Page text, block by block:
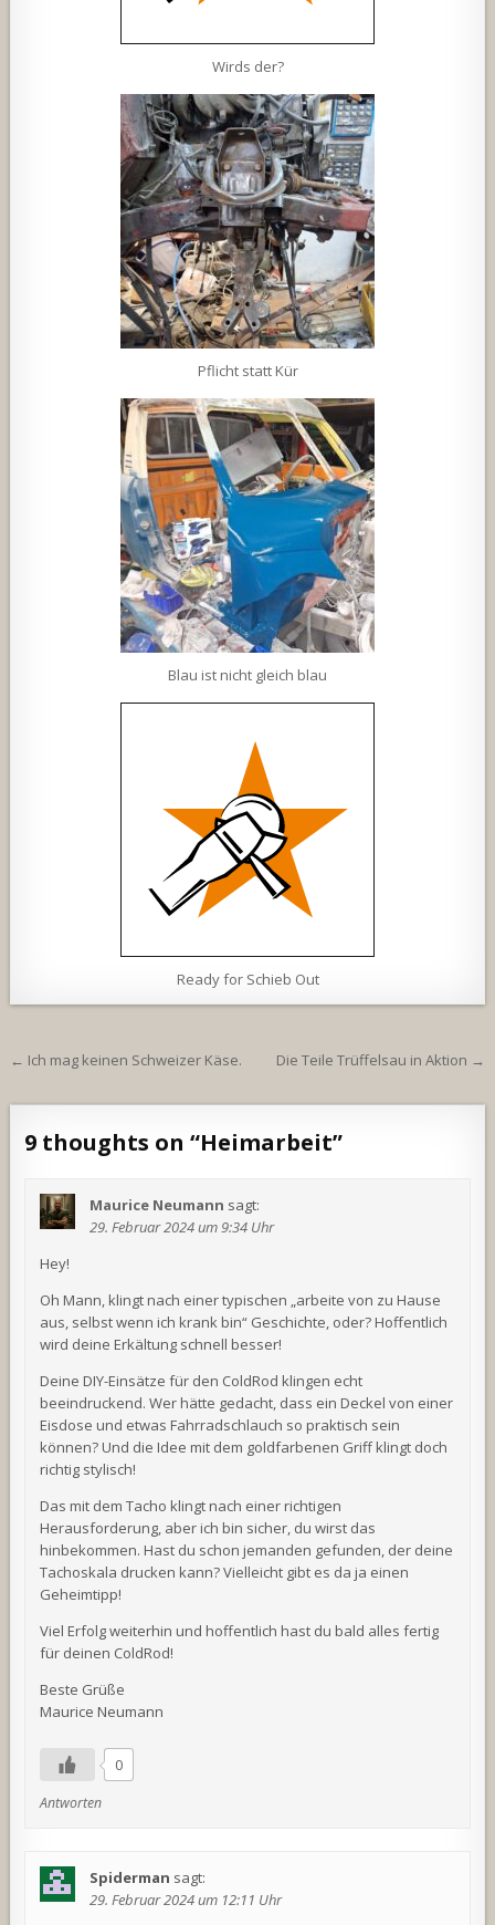
Wirds der?
Pflicht statt Kür
Blau ist nicht gleich blau
Ready for Schieb Out
Beitragsnavigation
← Ich mag keinen Schweizer Käse. Die Teile Trüffelsau in Aktion →
9 thoughts on “Heimarbeit”
Maurice Neumann sagt:
29. Februar 2024 um 9:34 Uhr
Hey!
Oh Mann, klingt nach einer typischen „arbeite von zu Hause
aus, selbst wenn ich krank bin“ Geschichte, oder? Hoffentlich
wird deine Erkältung schnell besser!
Deine DIY-Einsätze für den ColdRod klingen echt
beeindruckend. Wer hätte gedacht, dass ein Deckel von einer
Eisdose und etwas Fahrradschlauch so praktisch sein
können? Und die Idee mit dem goldfarbenen Griff klingt doch
richtig stylisch!
Das mit dem Tacho klingt nach einer richtigen
Herausforderung, aber ich bin sicher, du wirst das
hinbekommen. Hast du schon jemanden gefunden, der deine
Tachoskala drucken kann? Vielleicht gibt es da ja einen
Geheimtipp!
Viel Erfolg weiterhin und hoffentlich hast du bald alles fertig
für deinen ColdRod!
Beste Grüße
Maurice Neumann
0
Antworten
Spiderman sagt:
29. Februar 2024 um 12:11 Uhr